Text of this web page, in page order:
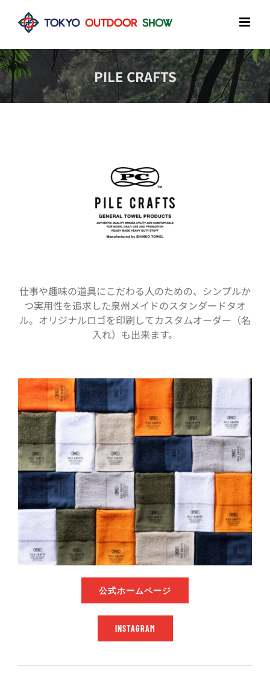
content
PILE CRAFTS
仕事や趣味の道具にこだわる人のための、シンプルか
つ実用性を追求した泉州メイドのスタンダードタオ
ル。オリジナルロゴを印刷してカスタムオーダー（名
入れ）も出来ます。
公式ホームページ
INSTAGRAM